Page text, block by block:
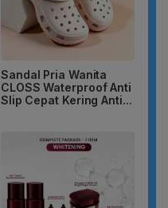
Sandal Pria Wanita
CLOSS Waterproof Anti
Slip Cepat Kering Anti...